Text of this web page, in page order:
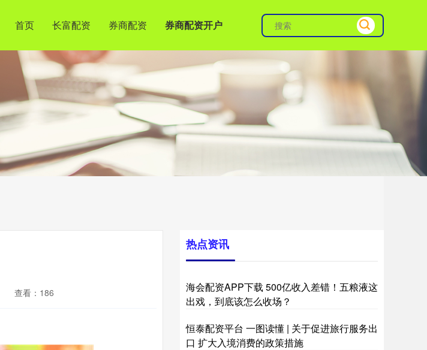
首页 长富配资 券商配资 券商配资开户
查看：186
热点资讯
海会配资APP下载 500亿收入差错！五粮液这
出戏，到底该怎么收场？
恒泰配资平台 一图读懂 | 关于促进旅行服务出
口 扩大入境消费的政策措施